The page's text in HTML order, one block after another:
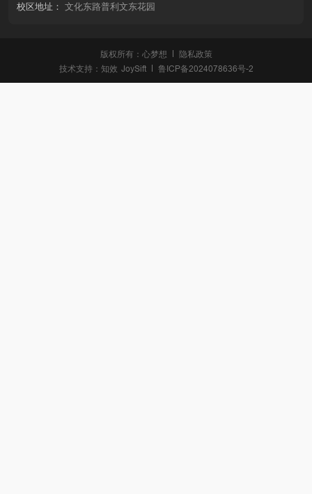
校区地址： 文化东路普利文东花园
版权所有：心梦想
隐私政策
技术支持： 知效 JoySift 鲁ICP备2024078636号-2